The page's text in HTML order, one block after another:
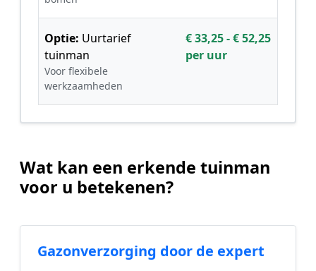
Optie: Uurtarief
tuinman
Voor flexibele
werkzaamheden
€ 33,25 - € 52,25
per uur
Wat kan een erkende tuinman
voor u betekenen?
Gazonverzorging door de expert